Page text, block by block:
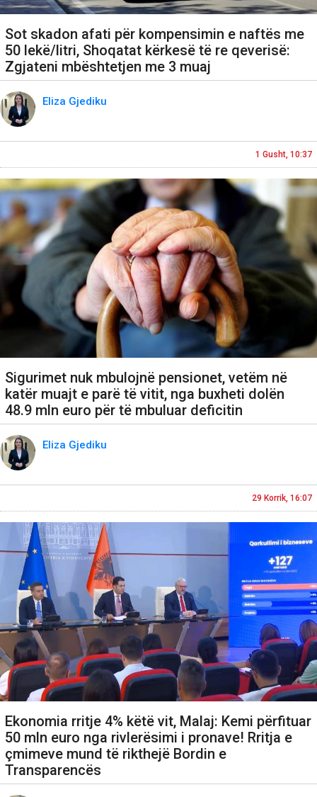
Sot skadon afati për kompensimin e naftës me
50 lekë/litri, Shoqatat kërkesë të re qeverisë:
Zgjateni mbështetjen me 3 muaj
Eliza Gjediku
1 Gusht, 10:37
Sigurimet nuk mbulojnë pensionet, vetëm në
katër muajt e parë të vitit, nga buxheti dolën
48.9 mln euro për të mbuluar deficitin
Eliza Gjediku
29 Korrik, 16:07
Ekonomia rritje 4% këtë vit, Malaj: Kemi përfituar
50 mln euro nga rivlerësimi i pronave! Rritja e
çmimeve mund të rikthejë Bordin e
Transparencës